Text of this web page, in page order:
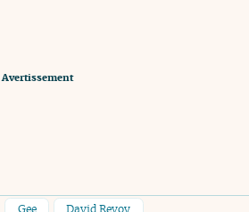
Avertissement
Gee David Revoy